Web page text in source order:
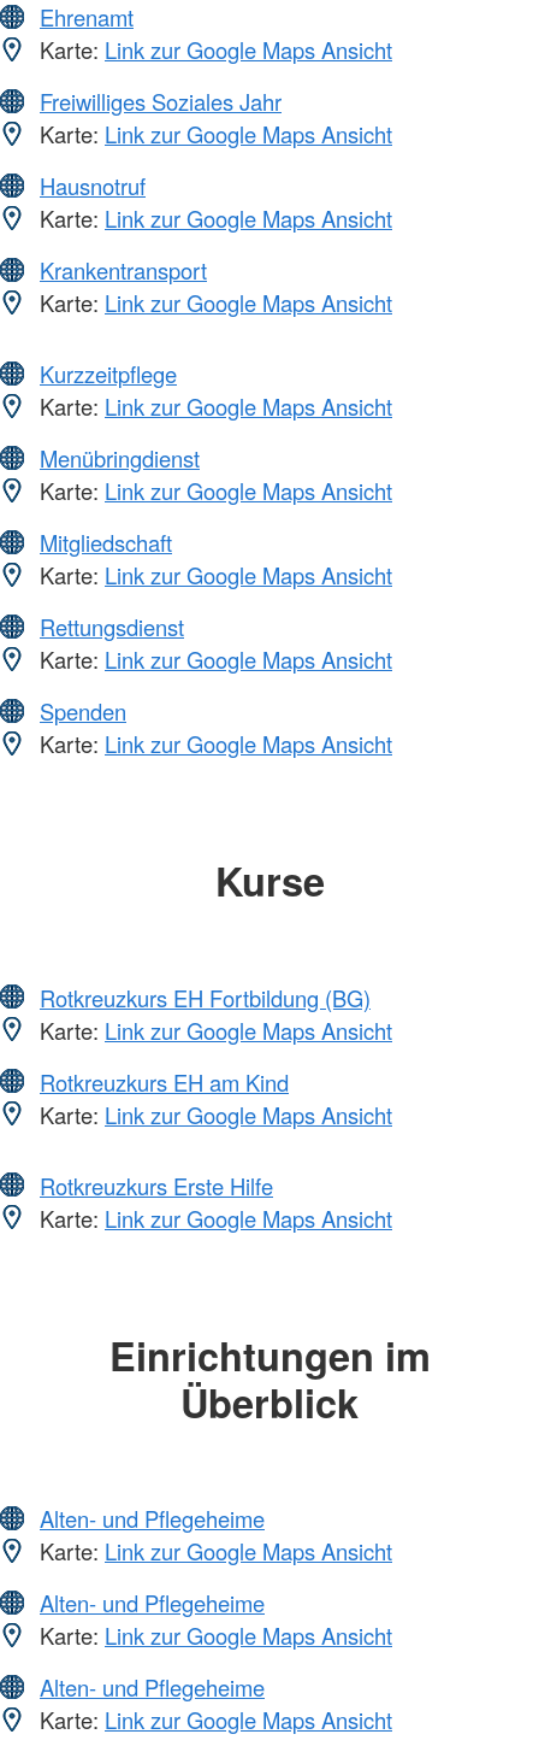
Ehrenamt
Karte: Link zur Google Maps Ansicht
Freiwilliges Soziales Jahr
Karte: Link zur Google Maps Ansicht
Hausnotruf
Karte: Link zur Google Maps Ansicht
Krankentransport
Karte: Link zur Google Maps Ansicht
Kurzzeitpflege
Karte: Link zur Google Maps Ansicht
Menübringdienst
Karte: Link zur Google Maps Ansicht
Mitgliedschaft
Karte: Link zur Google Maps Ansicht
Rettungsdienst
Karte: Link zur Google Maps Ansicht
Spenden
Karte: Link zur Google Maps Ansicht
Kurse
Rotkreuzkurs EH Fortbildung (BG)
Karte: Link zur Google Maps Ansicht
Rotkreuzkurs EH am Kind
Karte: Link zur Google Maps Ansicht
Rotkreuzkurs Erste Hilfe
Karte: Link zur Google Maps Ansicht
Einrichtungen im
Überblick
Alten- und Pflegeheime
Karte: Link zur Google Maps Ansicht
Alten- und Pflegeheime
Karte: Link zur Google Maps Ansicht
Alten- und Pflegeheime
Karte: Link zur Google Maps Ansicht